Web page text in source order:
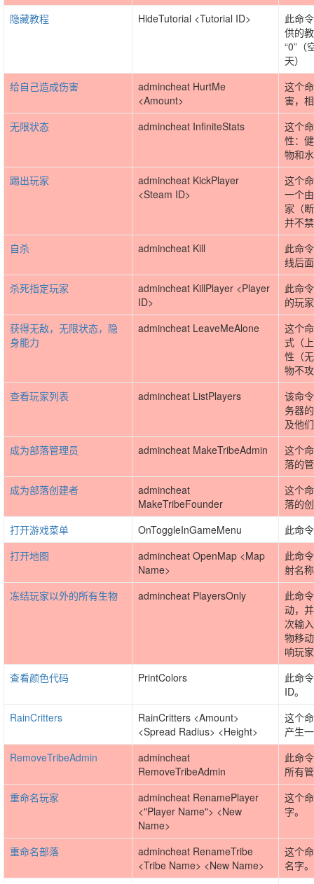
隐藏教程
HideTutorial <Tutorial ID>
此命
供的
“0”（
天）
给自己造成伤害
admincheat HurtMe
<Amount>
这个
害，
无限状态
admincheat InfiniteStats
这个
性：
物和
踢出玩家
admincheat KickPlayer
<Steam ID>
这个
一个
家（
并不
自杀
admincheat Kill
此命
线后
杀死指定玩家
admincheat KillPlayer <Player
ID>
此命
的玩
获得无敌，无限状态，隐
身能力
admincheat LeaveMeAlone
这个
式（
性（
物不
查看玩家列表
admincheat ListPlayers
该命
务器
及他
成为部落管理员
admincheat MakeTribeAdmin
这个
落的
成为部落创建者
admincheat
MakeTribeFounder
这个
落的
打开游戏菜单
OnToggleInGameMenu
此命
打开地图
admincheat OpenMap <Map
Name>
此命
射名
冻结玩家以外的所有生物
admincheat PlayersOnly
此命
动，
次输
物移
响玩
查看颜色代码
PrintColors
此命
ID。
RainCritters
RainCritters <Amount>
<Spread Radius> <Height>
这个
产生
RemoveTribeAdmin
admincheat
RemoveTribeAdmin
此命
所有
重命名玩家
admincheat RenamePlayer
<"Player Name"> <New
Name>
这个
字。
重命名部落
admincheat RenameTribe
<Tribe Name> <New Name>
这个
名字。